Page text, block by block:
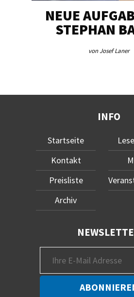
NEUE
STEPHAN
von Josef Laner
INFO
Startseite
Kontakt
Preisliste
Archiv